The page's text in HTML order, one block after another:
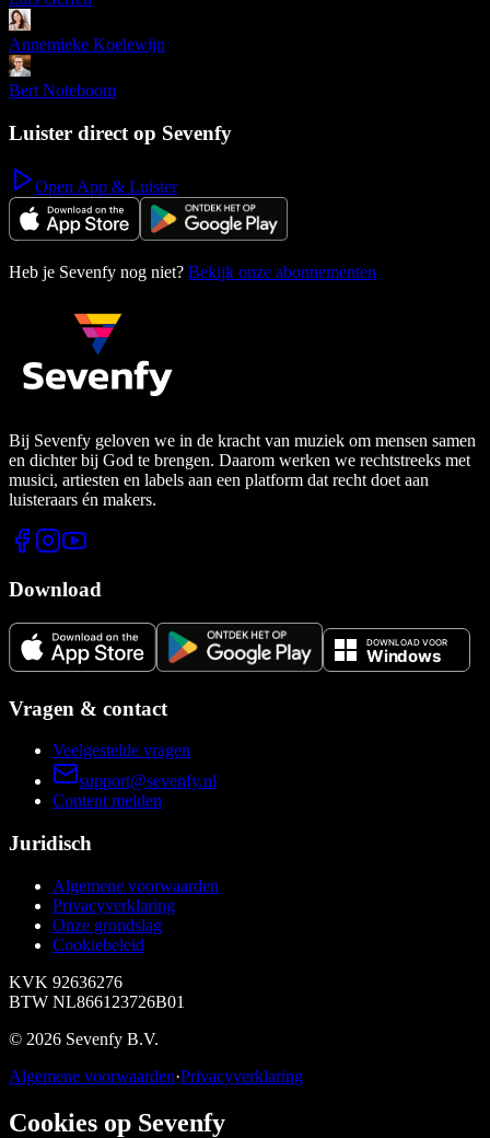
Annemieke Koelewijn
Bert Noteboom
Luister direct op Sevenfy
Open App & Luister
Heb je Sevenfy nog niet? Bekijk onze abonnementen
Bij Sevenfy geloven we in de kracht van muziek om mensen samen
en dichter bij God te brengen. Daarom werken we rechtstreeks met
musici, artiesten en labels aan een platform dat recht doet aan
luisteraars én makers.
Download
Vragen & contact
Veelgestelde vragen
support@sevenfy.nl
Content melden
Juridisch
Algemene voorwaarden
Privacyverklaring
Onze grondslag
Cookiebeleid
KVK 92636276
BTW NL866123726B01
© 2026 Sevenfy B.V.
Algemene voorwaarden·Privacyverklaring
Cookies op Sevenfy